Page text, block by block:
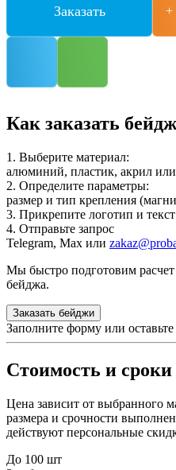
Заказать +
Как заказать
1. Выберите материал:
алюминий, пластик, акрил или
2. Определите параметры:
размер и тип крепления
3. Прикрепите логотип и текст
4. Отправьте запрос
Telegram, Max или
Мы быстро подготовим
бейджа.
Заказать бейджи
Заполните форму или оставьте
Стоимость и сроки
Цена зависит от выбранного
размера и срочности
действуют персональные
До 100 шт